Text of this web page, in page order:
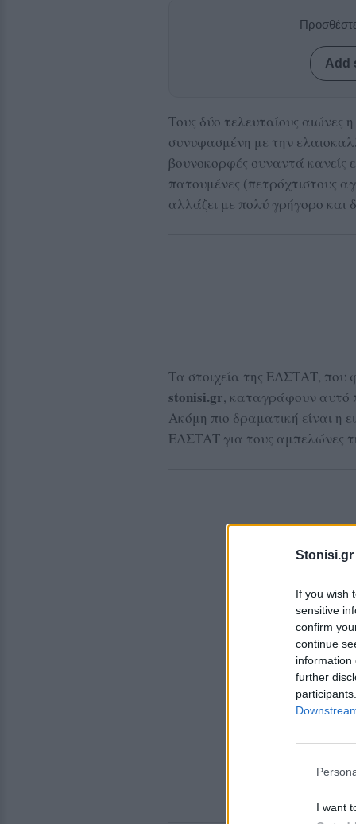
Stonisi.gr
If you wish
sensitive
confirm
continue
information
further
I want
Add
Τους δύο τελευταίους αιώνες
συνυφασμένη με την
βουνοκορφές συναντά κανείς
πατουμένες (πετρόχτιστους
αλλάζει με πολύ γρήγορο και
Τα στοιχεία της ΕΛΣΤΑΤ, που
stonisi.gr, καταγράφουν αυτό
Ακόμη πιο δραματική είναι η
ΕΛΣΤΑΤ για τους αμπελώνες